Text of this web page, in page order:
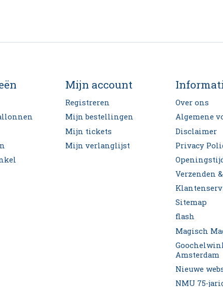
Mijn account
Registreren
Mijn bestellingen
Mijn tickets
Mijn verlanglijst
Over ons
Algemene
Disclaimer
Privacy
Verzenden
Sitemap
flash
Magisch
Amsterdam
Nieuwe
NMU 75-